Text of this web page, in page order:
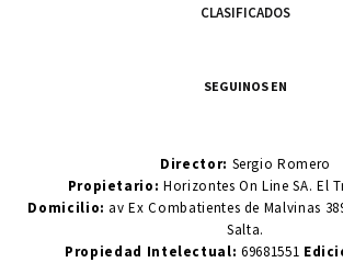
CLASIFICADOS
SEGUINOS EN
Director: Sergio Romero
Propietario:Horizontes On Line SA. El
Domicilio: av Ex Combatientes de Malvinas
Salta.
Propiedad Intelectual: 69681551